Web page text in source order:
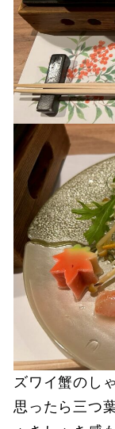
ズワイ蟹のし
思ったら三つ